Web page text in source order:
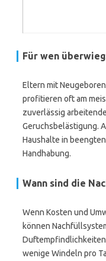
Für wen
Eltern mit
profitieren oft am
zuverlässig
Geruchsbelästigung.
Haushalte in
Handhabung.
Wann sind die
Wenn Kosten und
können
wenige Windeln pro